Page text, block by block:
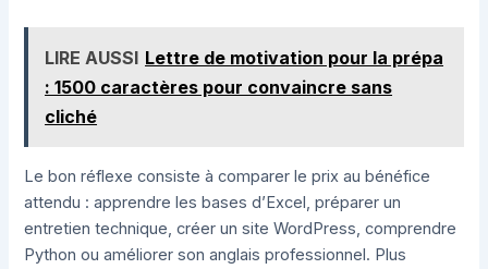
LIRE AUSSI Lettre de motivation pour la prépa
: 1500 caractères pour convaincre sans
cliché
Le bon réflexe consiste à comparer le prix au bénéfice
attendu : apprendre les bases d’Excel, préparer un
entretien technique, créer un site WordPress, comprendre
Python ou améliorer son anglais professionnel. Plus